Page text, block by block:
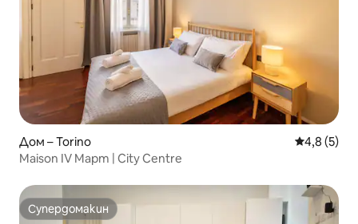
Дом – Torino Средна
4,8 (5)
Maison IV Март | City Centre
Супердомакин
Супердомакин